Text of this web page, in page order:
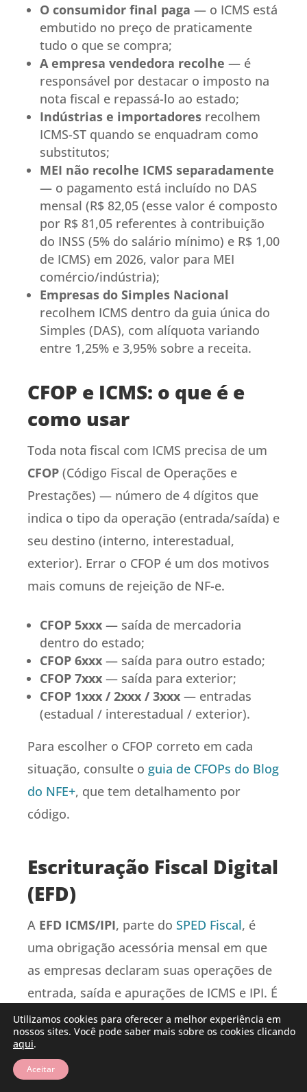
O consumidor final paga — o ICMS está
embutido no preço de praticamente
tudo o que se compra;
A empresa vendedora recolhe — é
responsável por destacar o imposto na
nota fiscal e repassá-lo ao estado;
Indústrias e importadores recolhem
ICMS-ST quando se enquadram como
substitutos;
MEI não recolhe ICMS separadamente
— o pagamento está incluído no DAS
mensal (R$ 82,05 (esse valor é composto
por R$ 81,05 referentes à contribuição
do INSS (5% do salário mínimo) e R$ 1,00
de ICMS) em 2026, valor para MEI
comércio/indústria);
Empresas do Simples Nacional
recolhem ICMS dentro da guia única do
Simples (DAS), com alíquota variando
entre 1,25% e 3,95% sobre a receita.
CFOP e ICMS: o que é e
como usar
Toda nota fiscal com ICMS precisa de um
CFOP (Código Fiscal de Operações e
Prestações) — número de 4 dígitos que
indica o tipo da operação (entrada/saída) e
seu destino (interno, interestadual,
exterior). Errar o CFOP é um dos motivos
mais comuns de rejeição de NF-e.
CFOP 5xxx — saída de mercadoria
dentro do estado;
CFOP 6xxx — saída para outro estado;
CFOP 7xxx — saída para exterior;
CFOP 1xxx / 2xxx / 3xxx — entradas
(estadual / interestadual / exterior).
Para escolher o CFOP correto em cada
situação, consulte o guia de CFOPs do Blog
do NFE+, que tem detalhamento por
código.
Escrituração Fiscal Digital
(EFD)
A EFD ICMS/IPI, parte do SPED Fiscal, é
uma obrigação acessória mensal em que
as empresas declaram suas operações de
entrada, saída e apurações de ICMS e IPI. É
obrigatória para empresas dos regimes de
Lucro Real, Lucro Presumido e Arbitrado.
Inclui informações de todas as notas
Utilizamos cookies para oferecer a melhor experiência em
nossos sites. Você pode saber mais sobre os cookies clicando
aqui.
Aceitar